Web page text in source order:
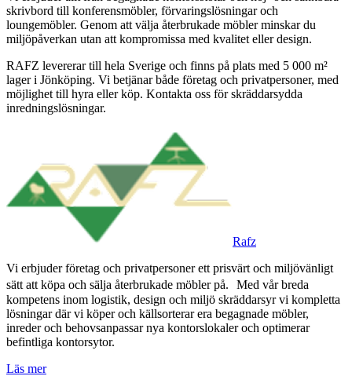
skrivbord till konferensmöbler, förvaringslösningar och
loungemöbler. Genom att välja återbrukade möbler minskar du
miljöpåverkan utan att kompromissa med kvalitet eller design.
RAFZ levererar till hela Sverige och finns på plats med 5 000 m²
lager i Jönköping. Vi betjänar både företag och privatpersoner, med
möjlighet till hyra eller köp. Kontakta oss för skräddarsydda
inredningslösningar.
Rafz
Vi erbjuder företag och privatpersoner ett prisvärt och miljövänligt
sätt att köpa och sälja återbrukade möbler på. Med vår breda
kompetens inom logistik, design och miljö skräddarsyr vi kompletta
lösningar där vi köper och källsorterar era begagnade möbler,
inreder och behovsanpassar nya kontorslokaler och optimerar
befintliga kontorsytor.
Läs mer